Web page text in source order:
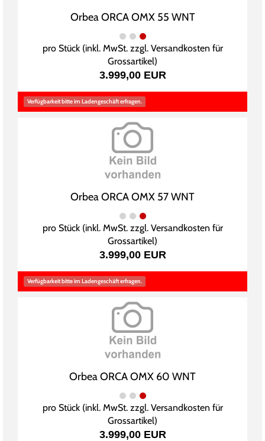
Orbea ORCA OMX 55 WNT
pro Stück (inkl. MwSt. zzgl. Versandkosten für
Grossartikel)
3.999,00 EUR
Verfügbarkeit bitte im Ladengeschäft erfragen.
Orbea ORCA OMX 57 WNT
pro Stück (inkl. MwSt. zzgl. Versandkosten für
Grossartikel)
3.999,00 EUR
Verfügbarkeit bitte im Ladengeschäft erfragen.
Orbea ORCA OMX 60 WNT
pro Stück (inkl. MwSt. zzgl. Versandkosten für
Grossartikel)
3.999,00 EUR